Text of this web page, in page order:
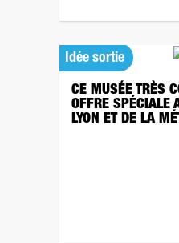
Idée sortie
CE MUSÉE TRÈS
OFFRE SPÉCIALE
LYON ET DE LA